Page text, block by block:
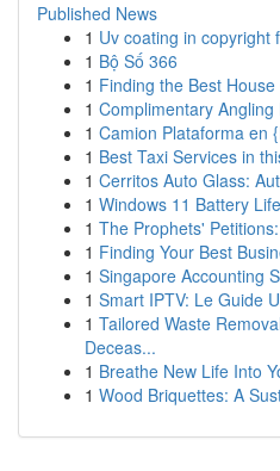
Published News
1 Uv coating in copyright
1 Bộ Số 366
1 Finding the Best
1 Complimentary Angling
1 Camion Plataforma en
1 Best Taxi Services in
1 Cerritos Auto Glass:
1 Windows 11 Battery
1 The Prophets'
1 Finding Your Best
1 Singapore Accounting
1 Smart IPTV: Le Guide
1 Tailored Waste
Deceas...
1 Breathe New Life Into
1 Wood Briquettes: A